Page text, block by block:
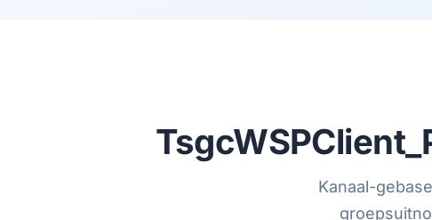
Kanaal-